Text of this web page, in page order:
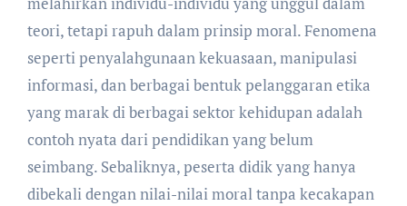
teori, tetapi rapuh dalam prinsip moral. Fenomena
seperti penyalahgunaan kekuasaan, manipulasi
informasi, dan berbagai bentuk pelanggaran etika
yang marak di berbagai sektor kehidupan adalah
contoh nyata dari pendidikan yang belum
seimbang. Sebaliknya, peserta didik yang hanya
dibekali dengan nilai-nilai moral tanpa kecakapan